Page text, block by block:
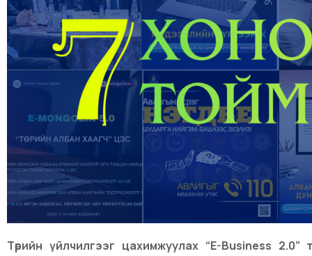
Төрийн үйлчилгээг цахимжуулах “E-Business 2.0”